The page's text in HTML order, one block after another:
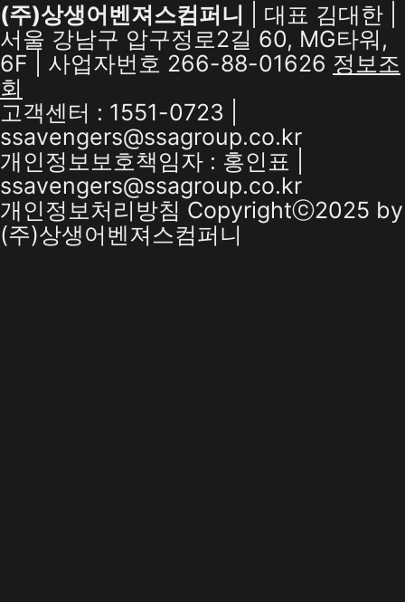
(주)상생어벤져스컴퍼니 | 대표 김대한 |
서울 강남구 압구정로2길 60, MG타워,
6F | 사업자번호 266-88-01626 정보조
회
고객센터 : 1551-0723 |
ssavengers@ssagroup.co.kr
개인정보보호책임자 : 홍인표 |
ssavengers@ssagroup.co.kr
개인정보처리방침 Copyrightⓒ2025 by
(주)상생어벤져스컴퍼니